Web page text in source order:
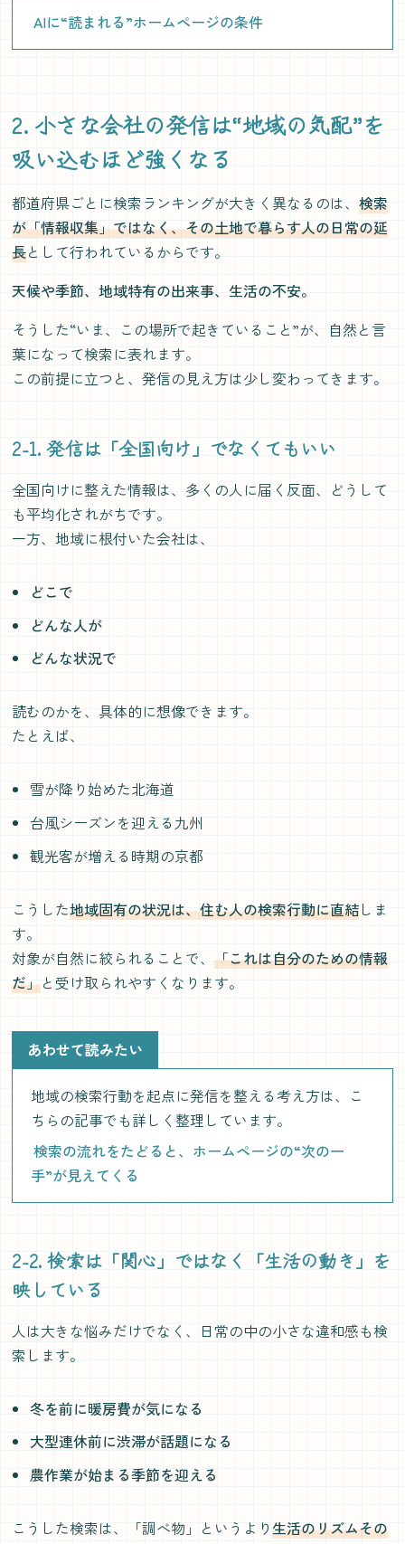
AIに“読まれる”ホームページの条件
2. 小さな会社の発信は“地域の気配”を
吸い込むほど強くなる
都道府県ごとに検索ランキングが大きく異なるのは、検索
が「情報収集」ではなく、その土地で暮らす人の日常の延
長として行われているからです。
天候や季節、地域特有の出来事、生活の不安。
そうした“いま、この場所で起きていること”が、自然と言
葉になって検索に表れます。
この前提に立つと、発信の見え方は少し変わってきます。
2-1. 発信は「全国向け」でなくてもいい
全国向けに整えた情報は、多くの人に届く反面、どうして
も平均化されがちです。
一方、地域に根付いた会社は、
どこで
どんな人が
どんな状況で
読むのかを、具体的に想像できます。
たとえば、
雪が降り始めた北海道
台風シーズンを迎える九州
観光客が増える時期の京都
こうした地域固有の状況は、住む人の検索行動に直結しま
す。
対象が自然に絞られることで、「これは自分のための情報
だ」と受け取られやすくなります。
あわせて読みたい
地域の検索行動を起点に発信を整える考え方は、こ
ちらの記事でも詳しく整理しています。
検索の流れをたどると、ホームページの“次の一
手”が見えてくる
2-2. 検索は「関心」ではなく「生活の動き」を
映している
人は大きな悩みだけでなく、日常の中の小さな違和感も検
索します。
冬を前に暖房費が気になる
大型連休前に渋滞が話題になる
農作業が始まる季節を迎える
こうした検索は、「調べ物」というより生活のリズムその